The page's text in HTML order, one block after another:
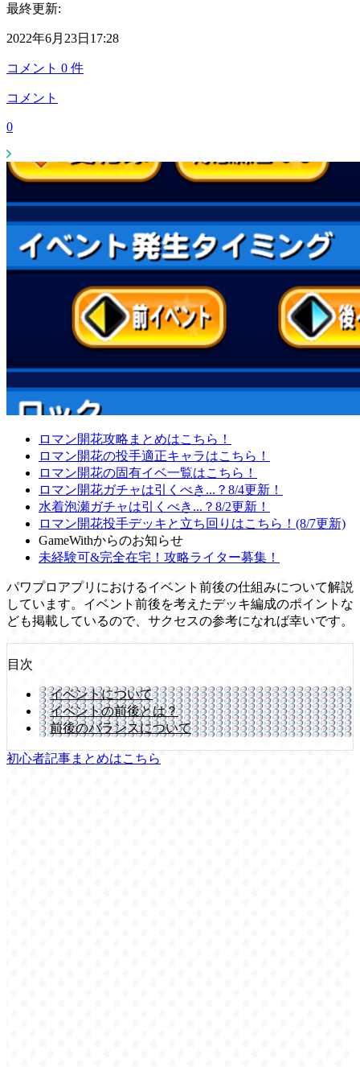
最終更新:
2022年6月23日17:28
コメント 0 件
コメント
0
ロマン開花攻略まとめはこちら！
ロマン開花の投手適正キャラはこちら！
ロマン開花の固有イベ一覧はこちら！
ロマン開花ガチャは引くべき...？8/4更新！
水着泡瀬ガチャは引くべき...？8/2更新！
ロマン開花投手デッキと立ち回りはこちら！(8/7更新)
GameWithからのお知らせ
未経験可&完全在宅！攻略ライター募集！
パワプロアプリにおけるイベント前後の仕組みについて解説
しています。イベント前後を考えたデッキ編成のポイントな
ども掲載しているので、サクセスの参考になれば幸いです。
目次
イベントについて
イベントの前後とは？
前後のバランスについて
初心者記事まとめはこちら